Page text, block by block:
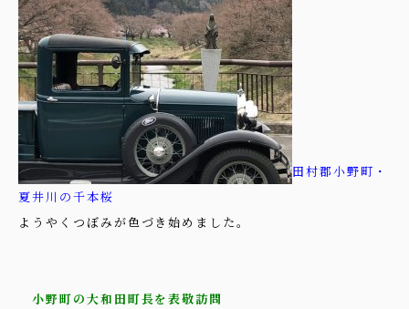
田村郡小野町・
夏井川の千本桜
ようやくつぼみが色づき始めました。
小野町の大和田町長を表敬訪問